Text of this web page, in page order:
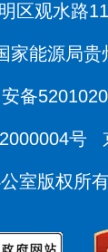
区观水路
家能源局贵
备
号
室版权所